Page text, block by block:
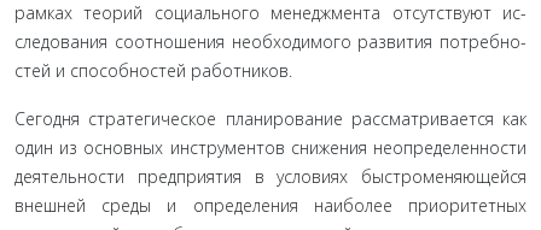
рамках теорий социального менеджмента отсутствуют ис­
следования соотношения необходимого развития потребно­
стей и способностей работников.
Сегодня стратегическое планирование рассматри­вается как
один из основных инструментов снижения не­определенности
деятельности предприятия в условиях быстроменяющейся
внешней среды и определения наибо­лее приоритетных